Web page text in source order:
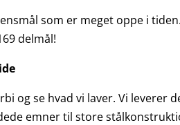
som er meget oppe i
delmål!
og se hvad vi laver. Vi leverer
emner til store